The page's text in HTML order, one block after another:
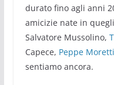
durato fino agli anni
amicizie nate in
Salvatore Mussolino,
Capece, Peppe Moretti
sentiamo ancora.